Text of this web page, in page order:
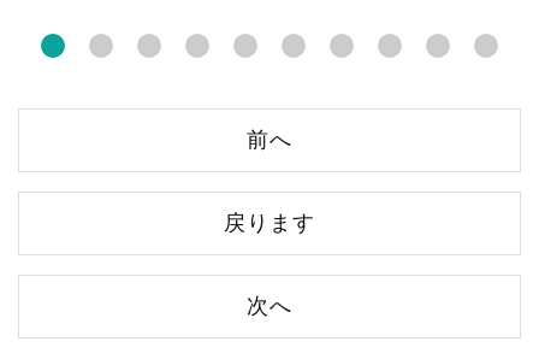
前へ
戻ります
次へ